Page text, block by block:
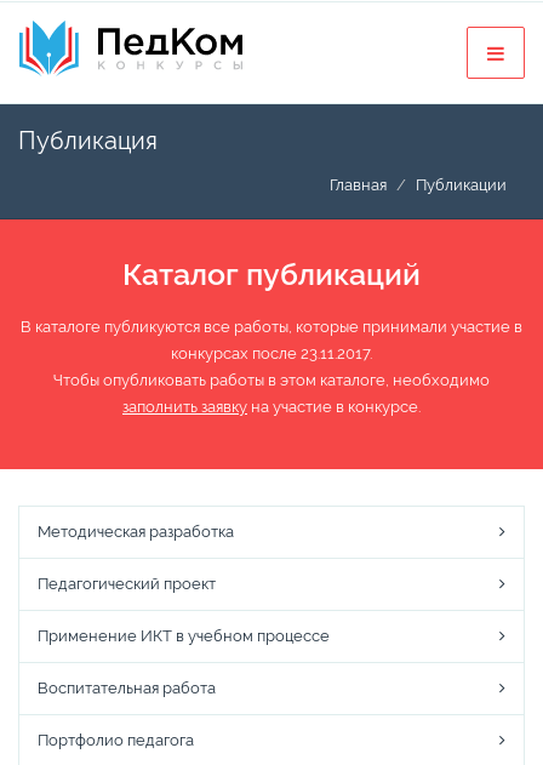
Публикация
Главная Публикации
Каталог публикаций
В каталоге публикуются все работы, которые принимали участие в
конкурсах после 23.11.2017.
Чтобы опубликовать работы в этом каталоге, необходимо
заполнить заявку на участие в конкурсе.
Методическая разработка
Педагогический проект
Применение ИКТ в учебном процессе
Воспитательная работа
Портфолио педагога